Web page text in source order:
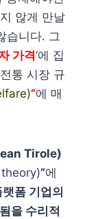
않게 만날
습니다. 그
가격‘에 집
통 시장 규
”에 매
Tirole)
”에
폼 기업의
을 수리적